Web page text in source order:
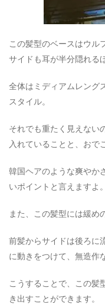
この髪型のベースはウル
サイドも耳が半分隠れる
全体はミディアムレング
スタイル。
それでも重たく見えない
入れていることと、おで
韓国ヘアのような爽やか
いポイントと言えますよ。
また、この髪型には緩め
前髪からサイドは後ろに
に動きをつけて、無造作
こうすることで、この髪
き出すことができます。